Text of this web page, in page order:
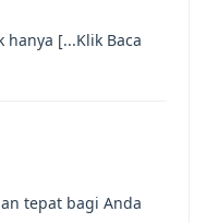
hanya [...Klik Baca
tepat bagi Anda